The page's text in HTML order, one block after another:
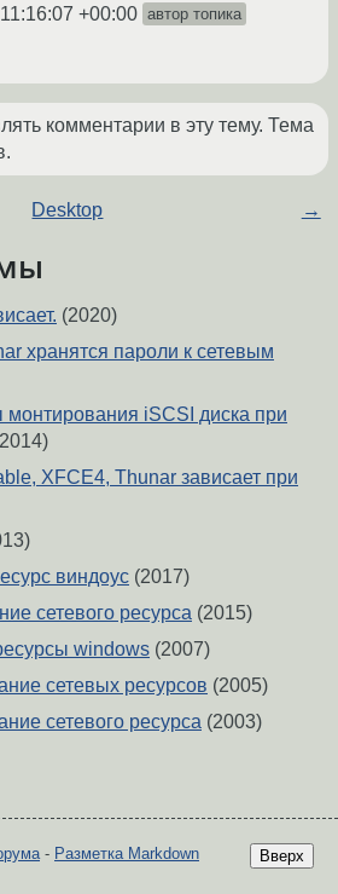
+00:00 автор топика
комментарии в эту тему. Тема
Desktop →
(2020)
хранятся пароли к сетевым
iSCSI диска при
XFCE4, Thunar зависает при
виндоус (2017)
сетевого ресурса (2015)
windows (2007)
сетевых ресурсов (2005)
сетевого ресурса (2003)
Вверх
- Разметка Markdown